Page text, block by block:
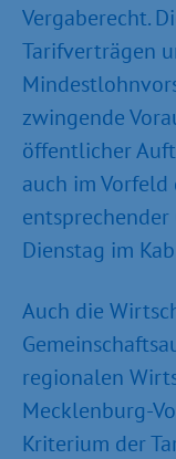
Vergaberecht.
Tarifverträgen
zwingende
öffentlicher
auch im Vorfeld
Dienstag im
Auch die
regionalen
Mecklenburg-
Kriterium der